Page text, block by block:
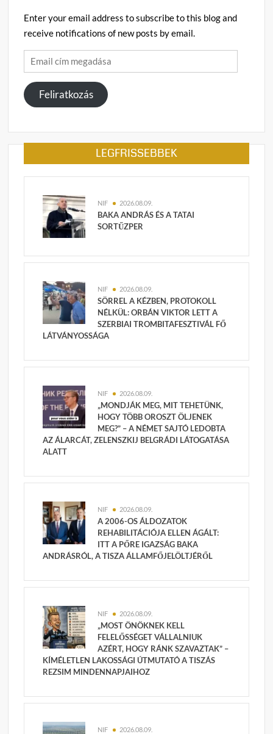
Enter your email address to subscribe to this blog and
receive notifications of new posts by email.
Email
cím
megadása
Feliratkozás
LEGFRISSEBBEK
NIF 2026.08.09.
BAKA ANDRÁS ÉS A TATAI
SORTŰZPER
NIF 2026.08.09.
SÖRREL A KÉZBEN, PROTOKOLL
NÉLKÜL: ORBÁN VIKTOR LETT A
SZERBIAI TROMBITAFESZTIVÁL FŐ
LÁTVÁNYOSSÁGA
NIF 2026.08.09.
„MONDJÁK MEG, MIT TEHETÜNK,
HOGY TÖBB OROSZT ÖLJENEK
MEG?” – A NÉMET SAJTÓ LEDOBTA
AZ ÁLARCÁT, ZELENSZKIJ BELGRÁDI LÁTOGATÁSA
ALATT
NIF 2026.08.09.
A 2006-OS ÁLDOZATOK
REHABILITÁCIÓJA ELLEN ÁGÁLT:
ITT A PŐRE IGAZSÁG BAKA
ANDRÁSRÓL, A TISZA ÁLLAMFŐJELÖLTJÉRŐL
NIF 2026.08.09.
„MOST ÖNÖKNEK KELL
FELELŐSSÉGET VÁLLALNIUK
AZÉRT, HOGY RÁNK SZAVAZTAK” –
KÍMÉLETLEN LAKOSSÁGI ÚTMUTATÓ A TISZÁS
REZSIM MINDENNAPJAIHOZ
NIF 2026.08.09.